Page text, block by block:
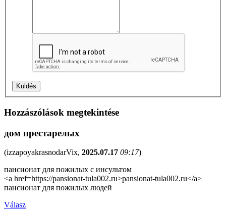
Hozzászólások megtekintése
дом престарелых
(izzapoyakrasnodarVix, 2025.07.17 09:17)
пансионат для пожилых с инсультом
<a href=https://pansionat-tula002.ru>pansionat-tula002.ru</a>
пансионат для пожилых людей
Válasz